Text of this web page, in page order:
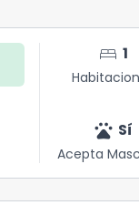
bed 1
pets Sí
Acepta